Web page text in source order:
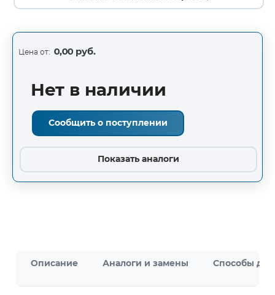
Цена от: 0,00 руб.
Нет в наличии
Сообщить о поступлении
Показать аналоги
Описание Аналоги и замены Способы